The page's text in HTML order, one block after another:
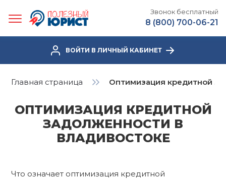
Звонок бесплатный
8 (800) 700-06-21
ВОЙТИ В ЛИЧНЫЙ КАБИНЕТ
Главная страница Оптимизация кредитной
ОПТИМИЗАЦИЯ КРЕДИТНОЙ
ЗАДОЛЖЕННОСТИ В
ВЛАДИВОСТОКЕ
Что означает оптимизация кредитной